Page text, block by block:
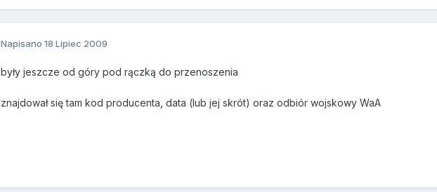
Napisano18 Lipiec 2009
były jeszcze od góry pod rączką do przenoszenia
znajdował się tam kod producenta, data (lub jej skrót) oraz odbiór wojskowy WaA